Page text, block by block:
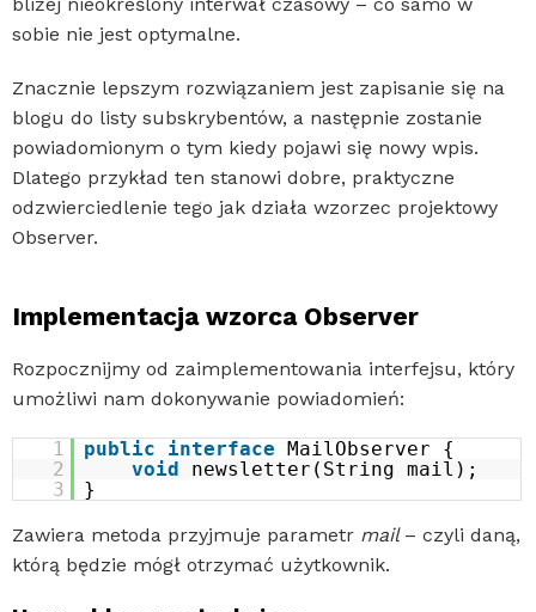
bliżej nieokreślony interwał czasowy – co samo w
sobie nie jest optymalne.
Znacznie lepszym rozwiązaniem jest zapisanie się na
blogu do listy subskrybentów, a następnie zostanie
powiadomionym o tym kiedy pojawi się nowy wpis.
Dlatego przykład ten stanowi dobre, praktyczne
odzwierciedlenie tego jak działa wzorzec projektowy
Observer.
Implementacja wzorca Observer
Rozpocznijmy od zaimplementowania interfejsu, który
umożliwi nam dokonywanie powiadomień:
1 public interface
MailObserver {
2
void
newsletter(String mail);
3
}
Zawiera metoda przyjmuje parametr mail – czyli daną,
którą będzie mógł otrzymać użytkownik.